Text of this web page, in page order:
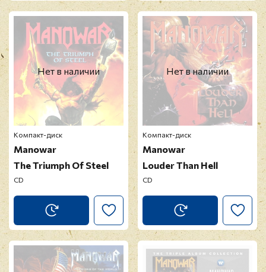
Нет в наличии
Компакт-диск
Manowar
The Triumph Of Steel
CD
Нет в наличии
Компакт-диск
Manowar
Louder Than Hell
CD